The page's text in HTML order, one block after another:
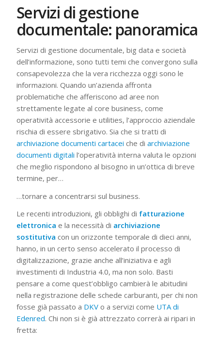
Servizi di gestione
documentale: panoramica
Servizi di gestione documentale, big data e società
dell’informazione, sono tutti temi che convergono sulla
consapevolezza che la vera ricchezza oggi sono le
informazioni. Quando un’azienda affronta
problematiche che afferiscono ad aree non
strettamente legate al core business, come
operatività accessorie e utilities, l’approccio aziendale
rischia di essere sbrigativo. Sia che si tratti di
archiviazione documenti cartacei che di archiviazione
documenti digitali l’operatività interna valuta le opzioni
che meglio rispondono al bisogno in un’ottica di breve
termine, per…
…tornare a concentrarsi sul business.
Le recenti introduzioni, gli obblighi di fatturazione
elettronica e la necessità di archiviazione
sostitutiva con un orizzonte temporale di dieci anni,
hanno, in un certo senso accelerato il processo di
digitalizzazione, grazie anche all’iniziativa e agli
investimenti di Industria 4.0, ma non solo. Basti
pensare a come quest’obbligo cambierà le abitudini
nella registrazione delle schede carburanti, per chi non
fosse già passato a DKVo a servizi come UTA di
Edenred. Chi non si è già attrezzato correrà ai ripari in
fretta: